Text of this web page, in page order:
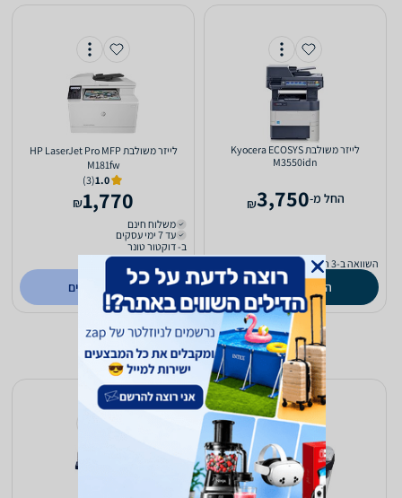
‏לייזר ‏משולבת Kyocera ECOSYS
M3550idn
‫החל מ-3,750
₪
השוואה ב-3 חנויות
השוואת מחירים
‏לייזר ‏משולבת HP LaserJet Pro MFP
M181fw
1.0
(3)
1,770
₪
משלוח חינם
עד 7 ימי עסקים
ב- דוקטור טונר
3.0
(105)
לפרטים נוספים